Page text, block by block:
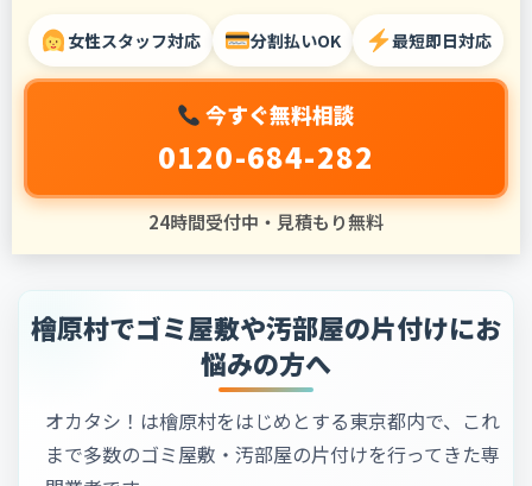
女性スタッフ対応 分割払いOK 最短即日対応
今すぐ無料相談
0120-684-282
24時間受付中・見積もり無料
檜原村でゴミ屋敷や汚部屋の片付けにお
悩みの方へ
オカタシ！は檜原村をはじめとする東京都内で、これ
まで多数のゴミ屋敷・汚部屋の片付けを行ってきた専